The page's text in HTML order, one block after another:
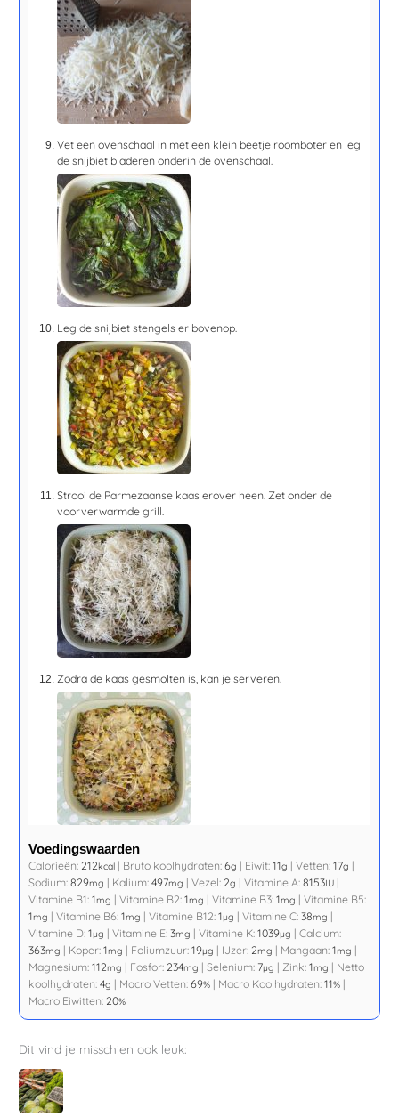
Vet een ovenschaal in met een klein beetje roomboter en leg
de snijbiet bladeren onderin de ovenschaal.
Leg de snijbiet stengels er bovenop.
Strooi de Parmezaanse kaas erover heen. Zet onder de
voorverwarmde grill.
Zodra de kaas gesmolten is, kan je serveren.
Voedingswaarden
Calorieën: 212kcal | Bruto koolhydraten:6g | Eiwit:11g |Vetten:17g |
Sodium:829mg | Kalium:497mg |Vezel: 2g |Vitamine A:8153IU |
Vitamine B1:1mg |Vitamine B2:1mg |Vitamine B3:1mg |Vitamine B5:
1mg |Vitamine B6:1mg |Vitamine B12:1µg |Vitamine C:38mg |
Vitamine D:1µg |Vitamine E:3mg |Vitamine K:1039µg |Calcium:
363mg | Koper:1mg | Foliumzuur:19µg | IJzer: 2mg | Mangaan:1mg |
Magnesium:112mg | Fosfor: 234mg |Selenium: 7µg | Zink:1mg | Netto
koolhydraten:4g | Macro Vetten:69% | Macro Koolhydraten:11% |
Macro Eiwitten: 20%
Dit vind je misschien ook leuk: